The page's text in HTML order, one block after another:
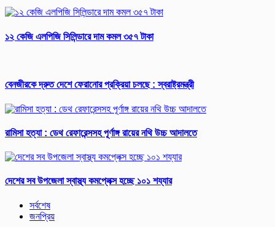
১২ কেজি এলপিজি সিলিন্ডারে দাম কমল ৩৫৭ টাকা
বেনজীরকে দ্রুত দেশে ফেরানোর প্রক্রিয়া চলছে : স্বরাষ্ট্রমন্ত্রী
রামিসা হত্যা : ডেথ রেফারেন্সসহ পূর্ণাঙ্গ রায়ের নথি উচ্চ আদালতে
দেশের সব উপজেলা স্বাস্থ্য কমপ্লেক্স হচ্ছে ১০১ শয্যার
সর্বশেষ
জনপ্রিয়